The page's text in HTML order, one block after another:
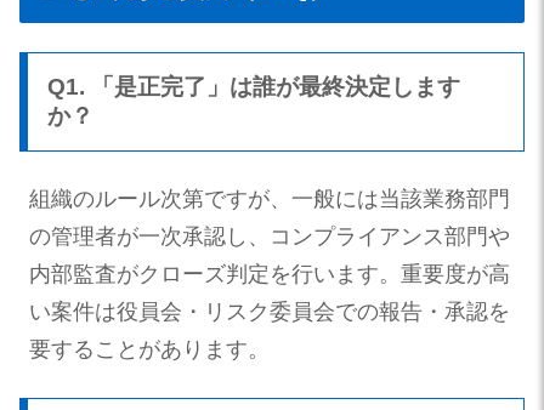
Q1. 「是正完了」は誰が最終決定します
か？
組織のルール次第ですが、一般には当該業務部門
の管理者が一次承認し、コンプライアンス部門や
内部監査がクローズ判定を行います。重要度が高
い案件は役員会・リスク委員会での報告・承認を
要することがあります。